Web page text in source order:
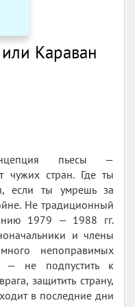
Караван
пьесы —
чужих стран. Где ты
если ты умрешь за
Не традиционный
1979 — 1988 гг.
и члены
непоправимых
— не подпустить к
защитить страну,
в последние дни